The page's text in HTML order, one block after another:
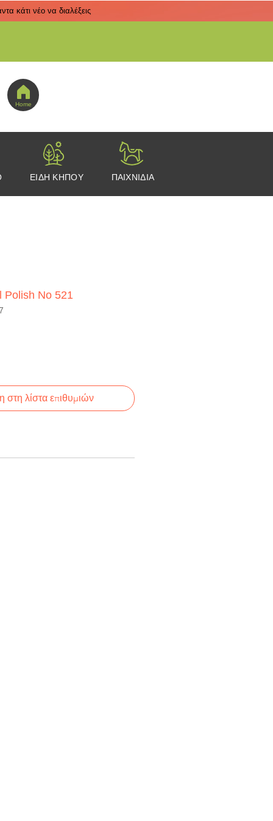
κάτι νέο να διαλέξεις
Home
ΕΙΔΗ ΚΗΠΟΥ ΠΑΙΧΝΙΔΙΑ
Polish No 521
στη λίστα επιθυμιών